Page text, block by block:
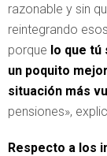
razonable y sin
reintegrando
porque lo que tú
un poquito
situación más
pensiones»,
Respecto a los